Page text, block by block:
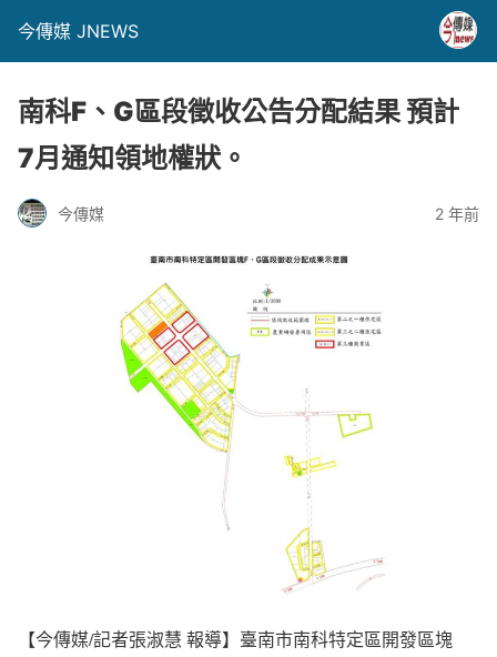
今傳媒 JNEWS
南科F、G區段徵收公告分配結果 預計
7月通知領地權狀。
今傳媒 2 年前
【今傳媒/記者張淑慧 報導】臺南市南科特定區開發區塊